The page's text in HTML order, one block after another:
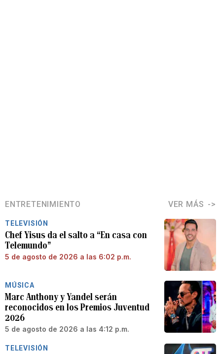
ENTRETENIMIENTO VER MÁS
TELEVISIÓN
Chef Yisus da el salto a “En casa con
Telemundo”
5 de agosto de 2026 a las 6:02 p.m.
MÚSICA
Marc Anthony y Yandel serán
reconocidos en los Premios Juventud
2026
5 de agosto de 2026 a las 4:12 p.m.
TELEVISIÓN